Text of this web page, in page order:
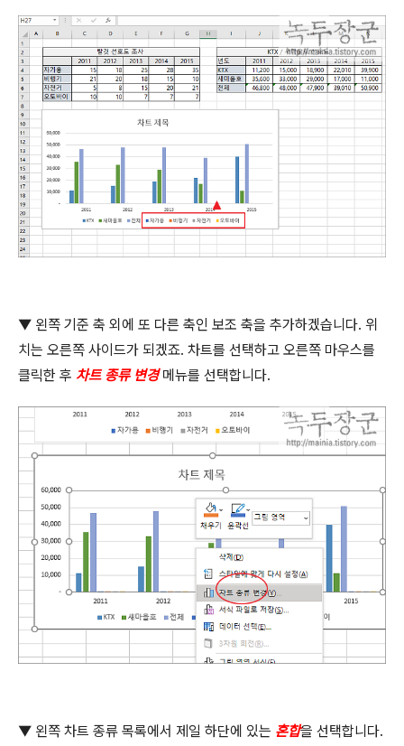
▼ 왼쪽 기준 축 외에 또 다른 축인 보조 축을 추가하겠습니다. 위
치는 오른쪽 사이드가 되겠죠. 차트를 선택하고 오른쪽 마우스를
클릭한 후 차트 종류 변경메뉴를 선택합니다.
▼ 왼쪽 차트 종류 목록에서 제일 하단에 있는 혼합을 선택합니다.